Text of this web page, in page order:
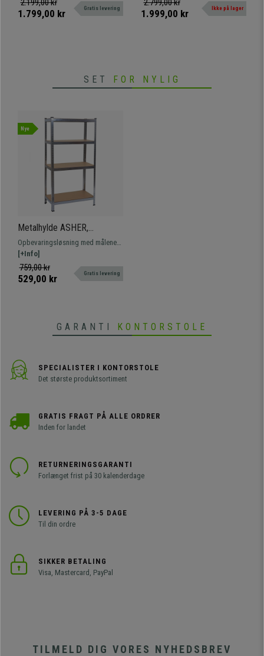
2.199,00 kr
1.799,00 kr Gratis levering
opbevaringsplads.
2.799,00 kr
1.999,00 kr Ikke på lager
SET FOR NYLIG
Nye
Metalhylde ASHER,
160x80x40 cm, 4 Hylder,
Grå Farve
Opbevaringsløsning med målene
160x80x40 cm. Sort metalstruktur
og træhylder.
[+Info]
759,00 kr
529,00 kr Gratis levering
GARANTI KONTORSTOLE
SPECIALISTER I KONTORSTOLE
Det største produktsortiment
GRATIS FRAGT PÅ ALLE ORDRER
Inden for landet
RETURNERINGSGARANTI
Forlænget frist på 30 kalenderdage
LEVERING PÅ 3-5 DAGE
Til din ordre
SIKKER BETALING
Visa, Mastercard, PayPal
TILMELD DIG VORES NYHEDSBREV